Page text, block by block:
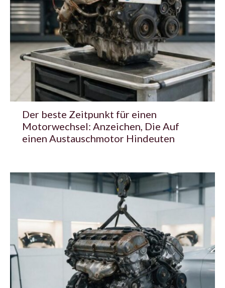
Der beste Zeitpunkt für einen
Motorwechsel: Anzeichen, Die Auf
einen Austauschmotor Hindeuten